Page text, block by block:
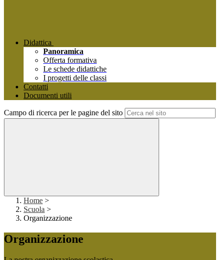
Didattica
Panoramica
Offerta formativa
Le schede didattiche
I progetti delle classi
Contatti
Documenti utili
Campo di ricerca per le pagine del sito
Home >
Scuola >
Organizzazione
Organizzazione